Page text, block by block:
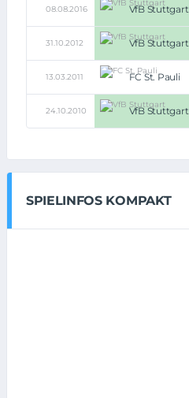
08.08.2016 VfB Stuttgart
31.10.2012 VfB Stuttgart
13.03.2011 FC St. Pauli
24.10.2010 VfB Stuttgart
SPIELINFOS KOMPAKT